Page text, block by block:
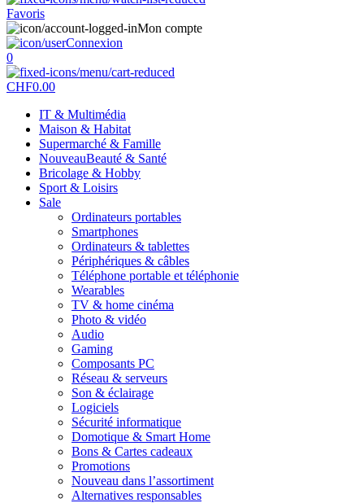
Favoris
Mon compte
Connexion
0
CHF0.00
IT & Multimédia
Maison & Habitat
Supermarché & Famille
NouveauBeauté & Santé
Bricolage & Hobby
Sport & Loisirs
Sale
Ordinateurs portables
Smartphones
Ordinateurs & tablettes
Périphériques & câbles
Téléphone portable et téléphonie
Wearables
TV & home cinéma
Photo & vidéo
Audio
Gaming
Composants PC
Réseau & serveurs
Son & éclairage
Logiciels
Sécurité informatique
Domotique & Smart Home
Bons & Cartes cadeaux
Promotions
Nouveau dans l’assortiment
Alternatives responsables